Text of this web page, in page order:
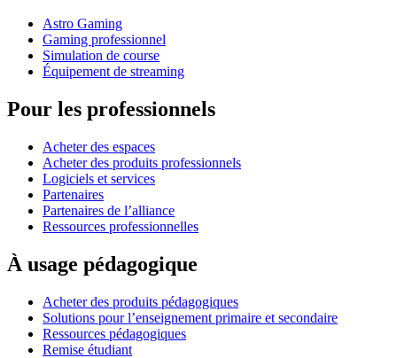
Astro Gaming
Gaming professionnel
Simulation de course
Équipement de streaming
Pour les professionnels
Acheter des espaces
Acheter des produits professionnels
Logiciels et services
Partenaires
Partenaires de l’alliance
Ressources professionnelles
À usage pédagogique
Acheter des produits pédagogiques
Solutions pour l’enseignement primaire et secondaire
Ressources pédagogiques
Remise étudiant